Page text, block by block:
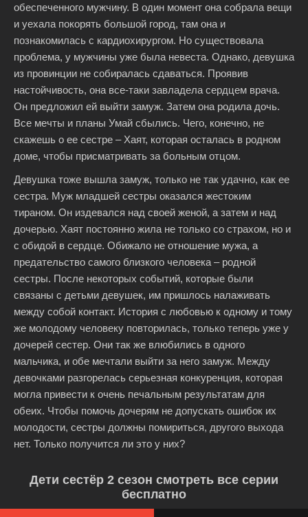
обеспеченного мужчину. В один момент она собрала вещи
и уехала покорять большой город, там она и
познакомилась с кардиохирургом. Но существовала
проблема, у мужчины уже была невеста. Однако, девушка
из провинции не собиралась сдаваться. Проявив
настойчивость, она все-таки завладела сердцем врача.
Он предложил ей выйти замуж. Затем она родила дочь.
Все мечты и планы Умай сбылись. Чего, конечно, не
скажешь о ее сестре – Хаят, которая осталась в родном
доме, чтобы присматривать за больным отцом.
Девушка тоже вышла замуж, только не так удачно, как ее
сестра. Муж младшей сестры оказался жестоким
тираном. Он издевался над своей женой, а затем и над
дочерью. Хаят постоянно жила не только со страхом, но и
с обидой в сердце. Обижало не отношение мужа, а
предательство самого близкого человека – родной
сестры. После некоторых событий, которые были
связаны с детьми девушек, им пришлось налаживать
между собой контакт. История с любовью к одному и тому
же молодому человеку повторилась, только теперь уже у
дочерей сестер. Они так же влюбились в одного
мальчика, и обе мечтали выйти за него замуж. Между
девочками разгорелась серьезная конкуренция, которая
могла привести к очень печальным результатам для
обеих. Чтобы помочь дочерям не допускать ошибок их
молодости, сестры должны помириться, другого выхода
нет. Только получится ли это у них?
Дети сестёр 2 сезон смотреть все серии
бесплатно